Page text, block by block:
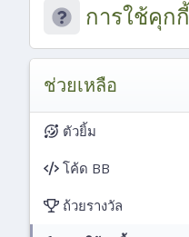
การใช้คุกกี้
ช่วยเหลือ
ตัวยิ้ม
โค้ด BB
ถ้วยรางวัล